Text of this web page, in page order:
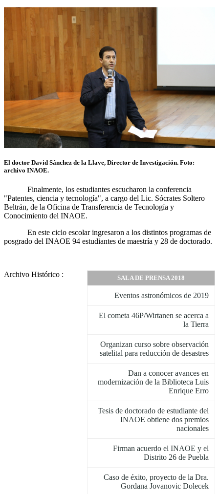
El doctor David Sánchez de la Llave, Director de Investigación. Foto:
archivo INAOE.
Finalmente, los estudiantes escucharon la conferencia
"Patentes, ciencia y tecnología", a cargo del Lic. Sócrates Soltero
Beltrán, de la Oficina de Transferencia de Tecnología y
Conocimiento del INAOE.
En este ciclo escolar ingresaron a los distintos programas de
posgrado del INAOE 94 estudiantes de maestría y 28 de doctorado.
SALA DE PRENSA 2018
Eventos astronómicos de 2019
El cometa 46P/Wirtanen se acerca a
la Tierra
Organizan curso sobre observación
satelital para reducción de desastres
Dan a conocer avances en
modernización de la Biblioteca Luis
Enrique Erro
Tesis de doctorado de estudiante del
INAOE obtiene dos premios
nacionales
Firman acuerdo el INAOE y el
Distrito 26 de Puebla
Caso de éxito, proyecto de la Dra.
Gordana Jovanovic Dolecek
Archivo Histórico :